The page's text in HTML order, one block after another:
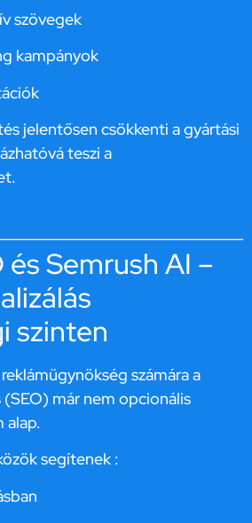
szövegek
kampányok
jelentősen csökkenti a gyártási
teszi a
Semrush AI –
szinten
számára a
már nem opcionális
alap.
segítenek :